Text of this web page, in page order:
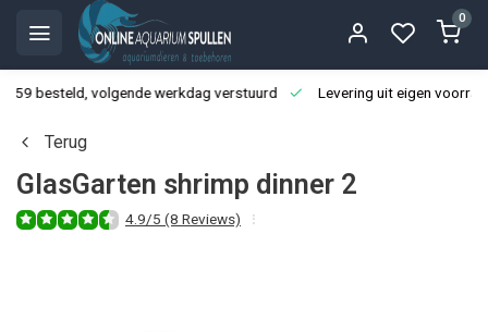
0
besteld, volgende werkdag verstuurd Levering uit eigen
Terug
GlasGarten shrimp dinner 2
4.9/5 (8 Reviews)